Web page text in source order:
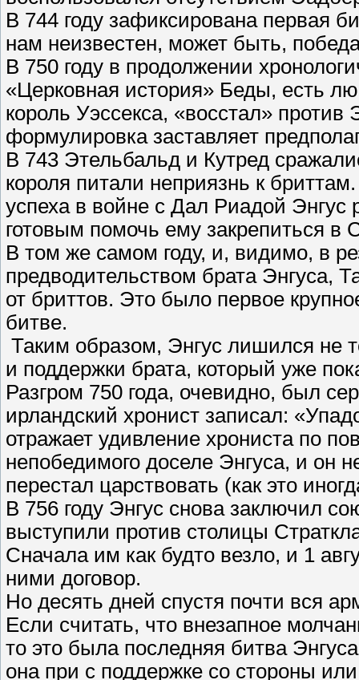
В 744 году зафиксирована первая
нам неизвестен, может быть,
В 750 году в продолжении
«Церковная история» Беды, есть
король Уэссекса, «восстал»
формулировка заставляет
В 743 Этельбальд и Кутред
короля питали неприязнь к
успеха в войне с Дал Риадой
готовым помочь ему закрепиться в
В том же самом году, и, видимо, в
предводительством брата Энгуса,
от бриттов. Это было первое
битве.
Таким образом, Энгус лишился не
и поддержки брата, который уже
Разгром 750 года, очевидно, был
ирландский хронист записал:
отражает удивление хрониста по
непобедимого доселе Энгуса, и он
перестал царствовать (как это
В 756 году Энгус снова заключил
выступили против столицы
Сначала им как будто везло, и 1
ними договор.
Но десять дней спустя почти вся
Если считать, что внезапное
то это была последняя битва
она при с поддержке со стороны